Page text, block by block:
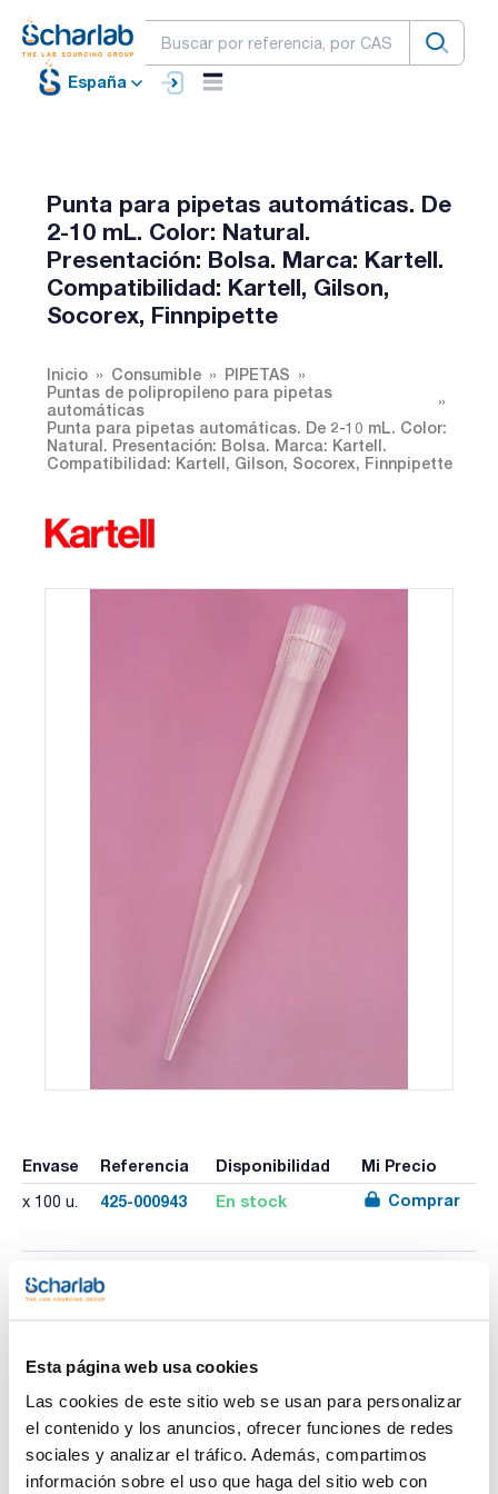
Esta página web usa cookies
Las cookies de este sitio web se usan para personalizar
el contenido y los anuncios, ofrecer funciones de redes
sociales y analizar el tráfico. Además, compartimos
información sobre el uso que haga del sitio web con
España
Punta para pipetas automáticas. De
2-10 mL. Color: Natural.
Presentación: Bolsa. Marca: Kartell.
Compatibilidad: Kartell, Gilson,
Socorex, Finnpipette
Inicio Consumible
PIPETAS
Puntas de polipropileno para pipetas
automáticas
Punta para pipetas automáticas. De 2-10 mL. Color:
Natural. Presentación: Bolsa. Marca: Kartell.
Compatibilidad: Kartell, Gilson, Socorex, Finnpipette
Envase Referencia Disponibilidad Mi Precio
x 100 u. 425-000943 En stock Comprar
Imprimir ficha de
producto
Volumen (µl) : 2000-10000
Color : Natural
Tipo : -
Presentación : Bolsa
Marca : Kartell
Compatibilidad : Kartell, Gilson, Socorex, Finnpipette,
Labsystem
Pack (u.) : 100
Ver más